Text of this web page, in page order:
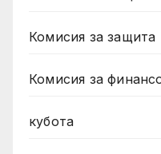
Комисия за защита
Комисия за
кубота